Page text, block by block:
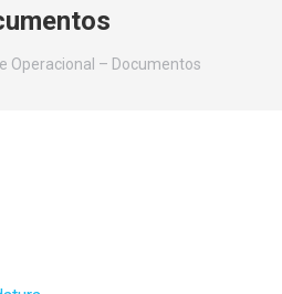
Operacional – Documentos